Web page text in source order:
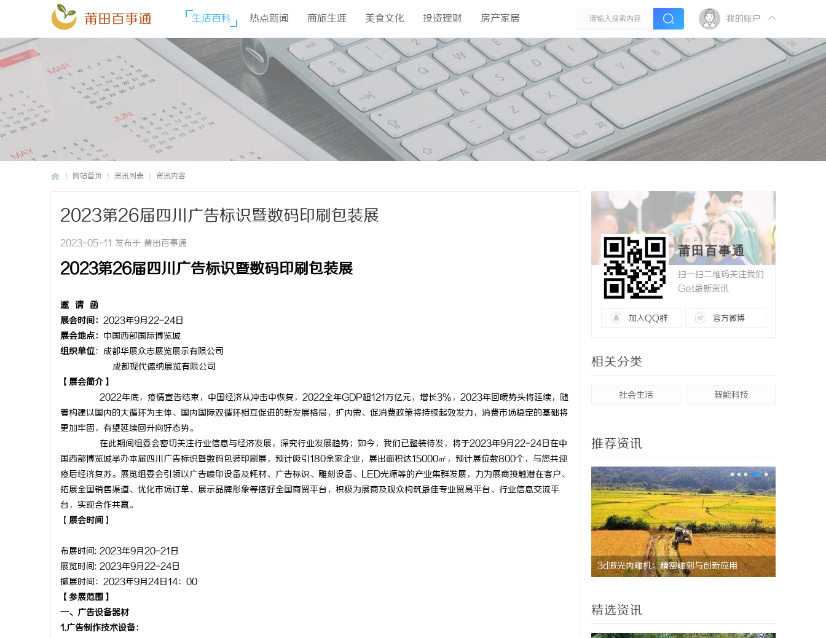
莆田百事通 生活百科 热点新闻 商旅生涯 美食文化 投资理财 房产家居 我的账户
网站首页 资讯列表 资讯内容
2023第26届四川广告标识暨数码印刷包装展
2023-05-11 发布于 莆田百事通
2023第26届四川广告标识暨数码印刷包装展
邀 请
函
展会时间： 2023年9月22-24日
展会地点： 中国西部国际博览城
组织单位：成都华展众志展览展示有限公司
成都现代德纳展览有限公司
【展会简介】
2022年底，疫情宣告结束，中国经济从冲击中恢复， 2022全年GDP超121万亿元，增长3% ， 2023年回暖势头将延续，随
着构建以国内的大循环为主体、国内国际双循环相互促进的新发展格局，扩内需、促消费政策将持续起效发力，消费市场稳定的基础将
更加牢固，有望延续回升向好态势。
在此期间组委会密切关注行业信息与经济发展，深究行业发展趋势；如今，我们已整装待发，将于2023年9月22-24日在中
国西部博览城举办本届四川广告标识暨数码包装印刷展， 预计吸引180余家企业，展出面积达15000㎡ ，预计展位数800个， 与您共迎
疫后经济复苏。展览组委会引领以广告喷印设备及耗材、广告标识、雕刻设备、 LED光源等的产业集群发展，力为展商接触潜在客户、
拓展全国销售渠道、优化市场订单、展示品牌形象等搭好全国商贸平台，积极为展商及观众构筑最佳专业贸易平台、行业信息交流平
台，实现合作共赢。
【 展会时间 】
布展时间: 2023年9月20-21 日
展览时间: 2023年9月22-24日
撤展时间： 2023年9月24日14：00
【参展范围】
一、广告设备器材
1.广告制作技术设备：
莆田百事通
扫一扫二维码关注我们
Get最新资讯
加入QQ群 官方微博
相关分类
社会生活 智能科技
推荐资讯
揭秘！专业充电桩项目软件开发商，究竟藏着
哪些行业秘诀？
武汉配眼镜 上海配眼镜
精选资讯